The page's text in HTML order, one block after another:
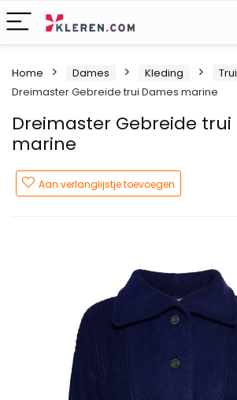
Home Dames Kleding
Dreimaster Gebreide trui Dames marine
Dreimaster Gebreide trui
marine
Aan verlanglijstje toevoegen